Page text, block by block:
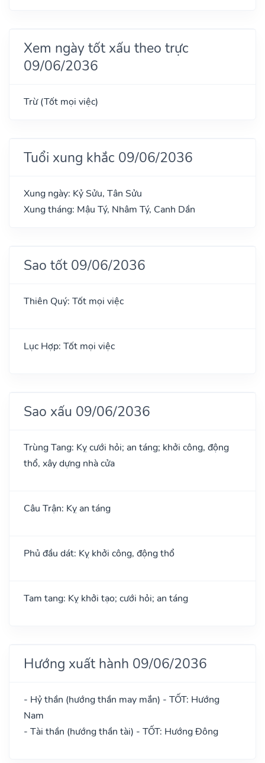
Xem ngày tốt xấu theo trực
09/06/2036
Trừ (Tốt mọi việc)
Tuổi xung khắc 09/06/2036
Xung ngày: Kỷ Sửu, Tân Sửu
Xung tháng: Mậu Tý, Nhâm Tý, Canh Dần
Sao tốt 09/06/2036
Thiên Quý: Tốt mọi việc
Lục Hợp: Tốt mọi việc
Sao xấu 09/06/2036
Trùng Tang: Kỵ cưới hỏi; an táng; khởi công, động
thổ, xây dựng nhà cửa
Câu Trận: Kỵ an táng
Phủ đầu dát: Kỵ khởi công, động thổ
Tam tang: Kỵ khởi tạo; cưới hỏi; an táng
Hướng xuất hành 09/06/2036
- Hỷ thần (hướng thần may mắn) - TỐT: Hướng
Nam
- Tài thần (hướng thần tài) - TỐT: Hướng Đông